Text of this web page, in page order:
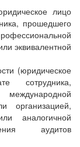
лицо
прошедшего
эквивалентной
(юридическое
организацией,
аналогичной
аудитов